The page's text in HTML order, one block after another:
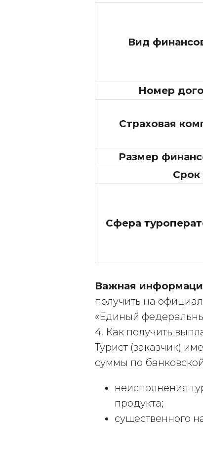
Вид
Номер
Страховая
Размер
Срок
Сфера
Важная
получить на
«Единый
4. Как получить
Турист (заказчик)
суммы по
неисполнения
продукта;
существенного